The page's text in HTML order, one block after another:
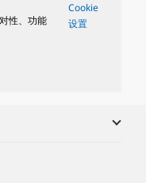
性、功能
Cookie
设置